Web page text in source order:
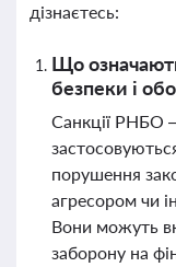
дізнаєтесь:
Що
безпеки і
Санкції РНБО
порушення
агресором чи
Вони можуть
заборону на